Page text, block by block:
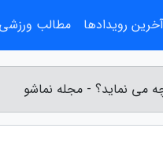
می نماید؟ - مجله نماشو
آخرین رویدادها مطالب ورزشی